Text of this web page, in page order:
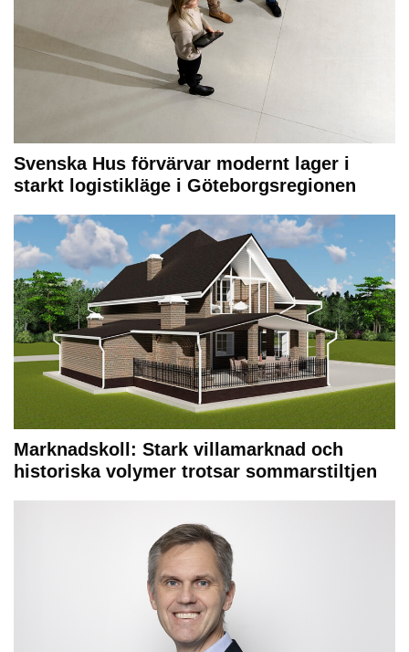
Svenska Hus förvärvar modernt lager i
starkt logistikläge i Göteborgsregionen
Marknadskoll: Stark villamarknad och
historiska volymer trotsar sommarstiltjen